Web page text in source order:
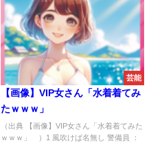
芸能
【画像】VIP女さん「水着着てみ
たｗｗｗ」
（出典 【画像】VIP女さん「水着着てみた
ｗｗｗ」 ）1 風吹けば名無し 警備員 ：